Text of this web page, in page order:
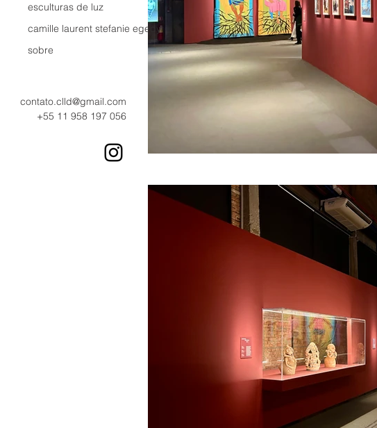
esculturas de luz
camille laurent stefanie egedy
sobre
contato.clld@gmail.com
+55 11 958 197 056